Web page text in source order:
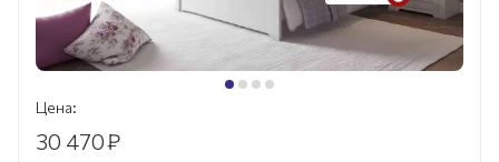
Цена:
30 470₽